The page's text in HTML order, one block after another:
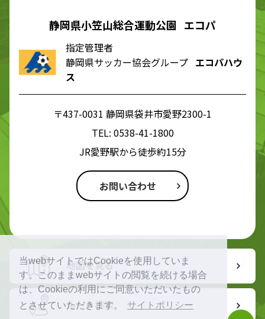
当webサイトではCookieを使用していま
す。このままwebサイトの閲覧を続ける場合
は、Cookieの利用にご同意いただいたもの
とさせていただきます。
サイトポリシー
静岡県小笠山総合運動公園 エコパ
指定管理者
静岡県サッカー協会グループ エコパハウ
ス
〒437-0031 静岡県袋井市愛野2300-1
TEL: 0538-41-1800
JR愛野駅から徒歩約15分
お問い合わせ
地図を見る
ルート検索